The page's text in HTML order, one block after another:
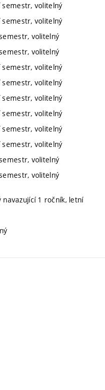
volitelný
volitelný
volitelný
volitelný
volitelný
volitelný
volitelný
volitelný
volitelný
volitelný
volitelný
volitelný
navazující 1 ročník, letní